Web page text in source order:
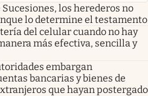
Sucesiones, los herederos no
lo determine el testamento
del celular cuando no hay
más efectiva, sencilla y
embargan
bancarias y bienes de
que hayan postergado